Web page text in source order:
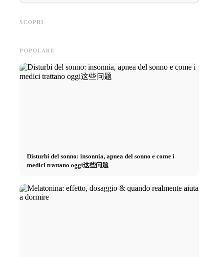
SCOPRI
online mirato
POPOLARE
Disturbi del sonno: insonnia, apnea del sonno e come i
medici trattano oggi这些问题